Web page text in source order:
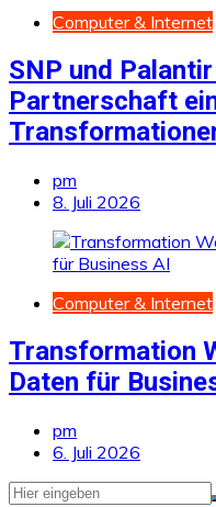
Computer & Internet
SNP und
Partnerschaft
pm
8. Juli 2026
Computer & Internet
Transformation
Daten für
pm
6. Juli 2026